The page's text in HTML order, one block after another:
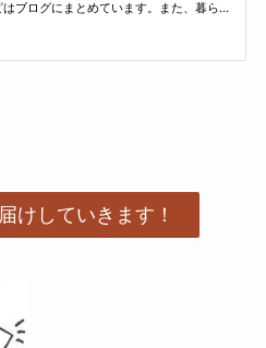
けしていきます！